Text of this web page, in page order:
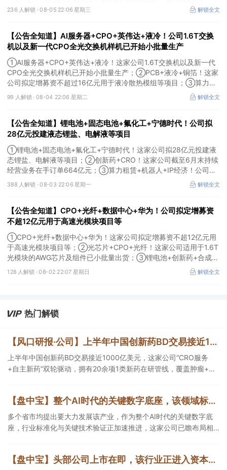
作；③MLCC+光模块+商业航天+军工！公司拟定增募资不超3亿元
用于MLCC相关项目。
236 人解锁 ·08-05 22:06 星期三 解锁全文
【公告全知道】AI服务器+CPO+英伟达+液冷！公司1.6T交换
机以及新一代CPO全光交换机样机已开始小批量生产
①AI服务器+CPO+英伟达+液冷！这家公司1.6T交换机以及新一代
CPO全光交换机样机已开始小批量生产；②PCB+液冷+铜箔！这家
公司拟定增募资不超过16亿元用于液冷散热模组等项目；③算力
+云计算+华为鲲鹏！公司签署超46亿元算力服务合同。
99 人解锁 · 08-04 22:06 星期二 解锁全文
【公告全知道】锂电池+固态电池+氟化工+宁德时代！公司拟
28亿元投建液态锂盐、电解液等项目
①锂电池+固态电池+氟化工+宁德时代！这家公司拟28亿元投建液
态锂盐、电解液等项目；②创新药+CRO！这家公司截至6月末持续
经营业务在手订单664亿元；③算力租赁+机器人+IP经济！公司签
署32亿元算力服务合同。
388 人解锁 ·08-03 22:06 星期一 解锁全文
【公告全知道】CPO+光纤+数据中心+华为！公司拟定增募资
不超12亿元用于高速光模块项目等
①CPO+光纤+数据中心+华为！这家公司拟定增募资不超12亿元用
于高速光模块项目等；②光芯片+CPO+光纤！这家公司适用于1.6T
光模块的AWG芯片及组件已小批量出货；③锂电池+创新药+合成生
物！公司拟定增募资不超过7亿元以切入半导体供应链。
128 人解锁 ·08-02 22:07 星期日 解锁全文
热门解锁
【风口研报·公司】上半年中国创新药BD交易接近1000亿美元，这家公司“CRO服务+自主新药”双轮驱动，拥有20余项1类新药在研管线，覆盖肿瘤+自免+疼痛管理等重大领域
上半年中国创新药BD交易接近1000亿美元，这家公司“CRO服务
+自主新药”双轮驱动，拥有20余项1类新药在研管线，覆盖肿瘤+自
【盘中宝】整个AI时代的关键数字底座，该领域标准化与关键技术验证正加速推进，这家公司已瞻布局相关细分技术攻关与产品研发
多个省市均提出要大力发展该产业，作为整个AI时代的关键数字底
座，行业标准化与关键技术验证正加速推进，这家公司已瞻布局相
【盘中宝】头部公司上市在即，该行业正进入资本持续加码、产品价格下探等多重驱动阶段，相关收入占比超70%